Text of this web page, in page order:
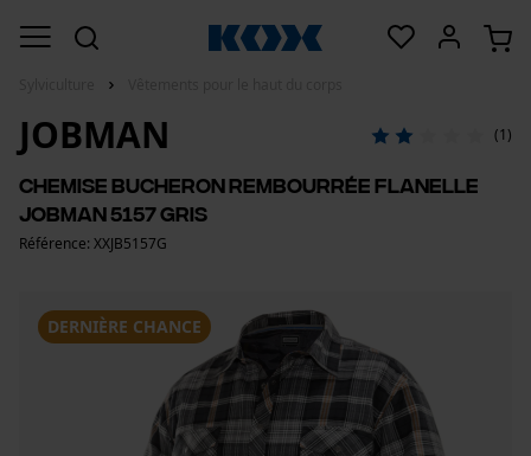
DERNIÈRE CHANCE
JOBMAN (1)
Chemise bucheron rembourrée flanelle
Jobman 5157 gris
Référence: XXJB5157G